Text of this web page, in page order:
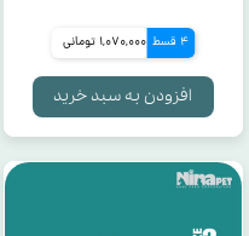
4 قسط 1,070,000 تومانی
افزودن به سبد خرید